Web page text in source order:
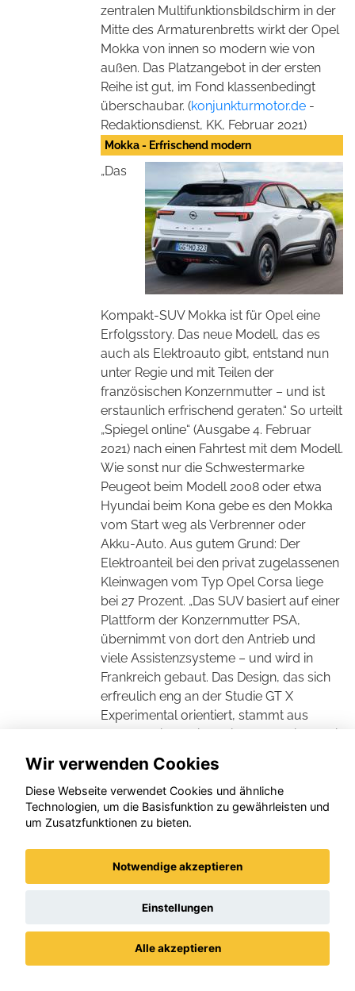
zentralen Multifunktionsbildschirm in der
Mitte des Armaturenbretts wirkt der Opel
Mokka von innen so modern wie von
außen. Das Platzangebot in der ersten
Reihe ist gut, im Fond klassenbedingt
überschaubar. (konjunkturmotor.de -
Redaktionsdienst, KK, Februar 2021)
Mokka - Erfrischend modern
„Das
Kompakt-SUV Mokka ist für Opel eine
Erfolgsstory. Das neue Modell, das es
auch als Elektroauto gibt, entstand nun
unter Regie und mit Teilen der
französischen Konzernmutter – und ist
erstaunlich erfrischend geraten.“ So urteilt
„Spiegel online“ (Ausgabe 4. Februar
2021) nach einen Fahrtest mit dem Modell.
Wie sonst nur die Schwestermarke
Peugeot beim Modell 2008 oder etwa
Hyundai beim Kona gebe es den Mokka
vom Start weg als Verbrenner oder
Akku-Auto. Aus gutem Grund: Der
Elektroanteil bei den privat zugelassenen
Kleinwagen vom Typ Opel Corsa liege
bei 27 Prozent. „Das SUV basiert auf einer
Plattform der Konzernmutter PSA,
übernimmt von dort den Antrieb und
viele Assistenzsysteme – und wird in
Frankreich gebaut. Das Design, das sich
erfreulich eng an der Studie GT X
Experimental orientiert, stammt aus
Rüsselsheim“, heißt es in dem Bericht. „Mit
dem Lenkrad und den erfreulich
reduzierten Tastenleisten wirkt der Mokka
erfrischend modern. Und er transportiert
den sportlichen Anspruch des
Außendesigns bis in die Kabine: Für ein
SUV ist er ungewöhnlich flach, rund zwölf
Zentimeter niedriger als das
Vorgängermodell, und er bietet auch
in relativ stark konturierten Sitzen. Und
das, obwohl im Unterboden sogar noch
Wir verwenden Cookies
Diese Webseite verwendet Cookies und ähnliche
Technologien, um die Basisfunktion zu gewährleisten und
um Zusatzfunktionen zu bieten.
Notwendige akzeptieren
Einstellungen
Alle akzeptieren